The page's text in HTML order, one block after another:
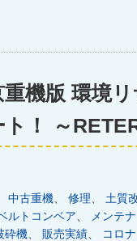
重機版 環境
！ ～
中古重機 修理
土質
ルトコンベア
メンテナ
砕機 販売実績
コロナ